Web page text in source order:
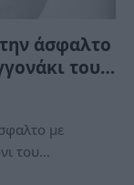
άσφαλτο
του…
με
του…